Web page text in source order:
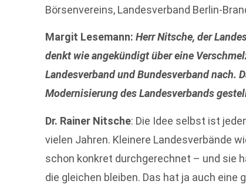
Börsenvereins, Landesverband Berlin-
Margit Lesemann:Herr Nitsche, der
denkt wie angekündigt über eine
Landesverband und Bundesverband nach.
Modernisierung des Landesverbands
Dr. Rainer Nitsche: Die Idee selbst ist
vielen Jahren. Kleinere Landesverbände
schon konkret durchgerechnet – und sie
die gleichen bleiben. Das hat ja auch eine